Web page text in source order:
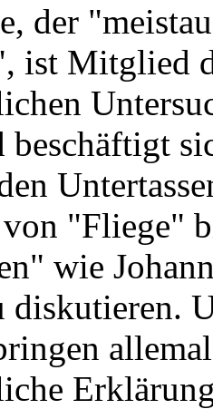
der
ist Mitglied
"Fliege"
wie